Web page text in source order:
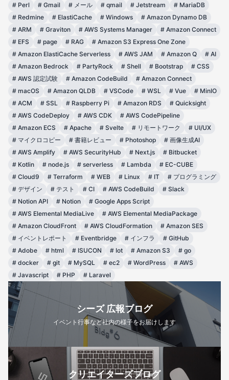
# Perl # Gmail # メール # qmail # Jetstream # MariaDB
# Redmine # ElastiCache # Windows # Amazon Dynamo DB
# ARM # Graviton # AWS Systems Manager # Amazon Connect
# EFS # page # RAG # Amazon S3 Express One Zone
# Amazon ElastiCache Serverless # AWS JAM # Amazon Q # AI
# Amazon Bedrock # PartyRock # Shell # Bootstrap # CSS
# AWS 認定試験 # Amazon CodeBuild # Amazon Connect
# macOS # Amazon QLDB # VSCode # WSL # Vue # MinIO
# ACM # SSL # Raspberry Pi # Amazon RDS # Quicksight
# AWS CodeDeploy # AWS CDK # AWS CodePipeline
# Amazon ECS # Apache # Svelte # リモートワーク # UI/UX
# マイクロコピー # 書籍レビュー # Photoshop # 画像生成AI
# AWS Amplify # AWS SecurityHub # Next.js # Bitbucket
# Kotlin # node.js # serverless # Lambda # EC-CUBE
# Cloud9 # Terraform # WEB # Linux # IT # プログラミング
# デザイン # テスト # CI # AWS CodeBuild # Slack
# Notion API # Notion # Google Apps Script
# AWS Elemental MediaLive # AWS Elemental MediaPackage
# Amazon CloudFront # AWS CloudFormation # Amazon SES
# イベントレポート # Eventbridge # インフラ # GitHub
# Adobe # html # ISUCON # Iot # Amazon S3 # go
# docker # git # MySQL # ec2 # WordPress # AWS
# Javascript # PHP # Laravel
シーズ 広報ブログ
イベント行事など社内の様子をお届けします
クリエイターズブログ